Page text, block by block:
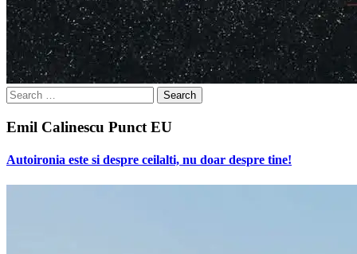
Search
for:
Emil Calinescu Punct EU
Autoironia este si despre ceilalti, nu doar despre tine!